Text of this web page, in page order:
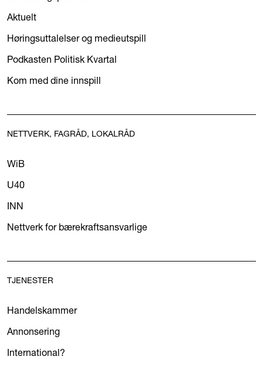
Aktuelt
Høringsuttalelser og medieutspill
Podkasten Politisk Kvartal
Kom med dine innspill
NETTVERK, FAGRÅD, LOKALRÅD
WiB
U40
INN
Nettverk for bærekraftsansvarlige
TJENESTER
Handelskammer
Annonsering
International?